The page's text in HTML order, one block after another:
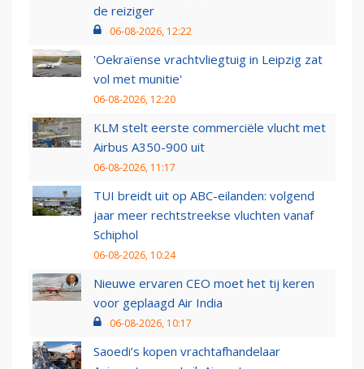
de reiziger
06-08-2026, 12:22
'Oekraïense vrachtvliegtuig in Leipzig zat
vol met munitie'
06-08-2026, 12:20
KLM stelt eerste commerciële vlucht met
Airbus A350-900 uit
06-08-2026, 11:17
TUI breidt uit op ABC-eilanden: volgend
jaar meer rechtstreekse vluchten vanaf
Schiphol
06-08-2026, 10:24
Nieuwe ervaren CEO moet het tij keren
voor geplaagd Air India
06-08-2026, 10:17
Saoedi’s kopen vrachtafhandelaar